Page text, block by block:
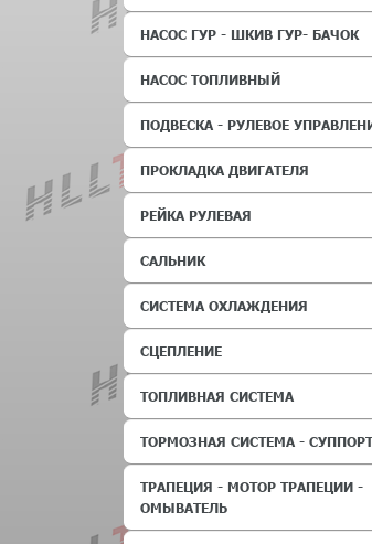
НАСОС ГУР - ШКИВ ГУР- БАЧОК
НАСОС ТОПЛИВНЫЙ
ПОДВЕСКА - РУЛЕВОЕ
ПРОКЛАДКА ДВИГАТЕЛЯ
РЕЙКА РУЛЕВАЯ
САЛЬНИК
СИСТЕМА ОХЛАЖДЕНИЯ
СЦЕПЛЕНИЕ
ТОПЛИВНАЯ СИСТЕМА
ТОРМОЗНАЯ СИСТЕМА - СУППОРТ
ТРАПЕЦИЯ - МОТОР ТРАПЕЦИИ -
ОМЫВАТЕЛЬ